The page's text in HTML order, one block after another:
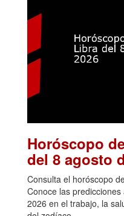
Horóscopo
del 8 agosto
Consulta el horóscopo
Conoce las
2026 en el trabajo, la